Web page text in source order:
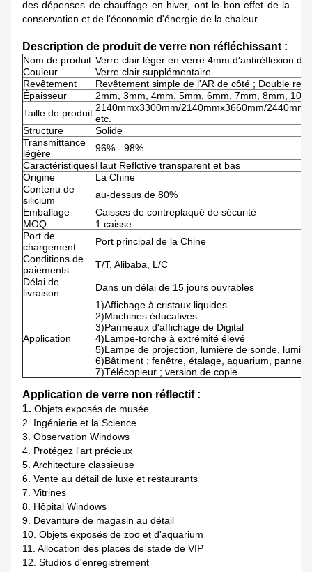
des dépenses de chauffage en hiver, ont le bon effet de la
conservation et de l'économie d'énergie de la chaleur.
Description de produit de verre non réfléchissant :
Nom de produit Verre clair léger en verre 4mm d'antiréflexion
Couleur
Verre clair supplémentaire
Revêtement
Revêtement simple de l'AR de côté ; Double
Épaisseur
2mm, 3mm, 4mm, 5mm, 6mm, 7mm, 8mm,
Taille de produit 2140mmx3300mm/2140mmx3660mm/
etc.
Structure
Solide
Transmittance
légère
96% - 98%
CaractéristiquesHaut Reflctive transparent et bas
Origine
La Chine
Contenu de
silicium
au-dessus de 80%
Emballage
Caisses de contreplaqué de sécurité
MOQ
1 caisse
Port de
chargement
Port principal de la Chine
Conditions de
paiements
T/T, Alibaba, L/C
Délai de
livraison
Dans un délai de 15 jours ouvrables
Application
1)Affichage à cristaux liquides
2)Machines éducatives
3)Panneaux d'affichage de Digital
4)Lampe-torche à extrémité élevé
5)Lampe de projection, lumière de sonde,
6)Bâtiment : fenêtre, étalage, aquarium,
7)Télécopieur ; version de copie
Application de verre non réflectif :
1. Objets exposés de musée
2. Ingénierie et la Science
3. Observation Windows
4. Protégez l'art précieux
5. Architecture classieuse
6. Vente au détail de luxe et restaurants
7. Vitrines
8. Hôpital Windows
9. Devanture de magasin au détail
10. Objets exposés de zoo et d'aquarium
11. Allocation des places de stade de VIP
12. Studios d'enregistrement